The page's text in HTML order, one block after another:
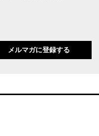
メルマガに登録する